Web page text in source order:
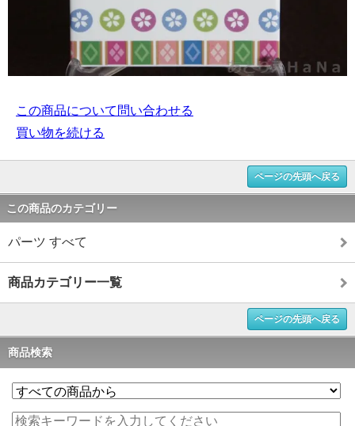
この商品について問い合わせる
買い物を続ける
ページの先頭へ戻る
この商品のカテゴリー
パーツ すべて
商品カテゴリー一覧
ページの先頭へ戻る
商品検索